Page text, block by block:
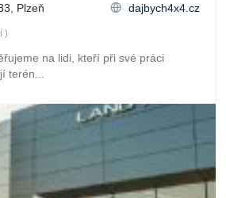
Plzeň
dajbych4x4.cz
)
na lidi, kteří při své práci
terén...